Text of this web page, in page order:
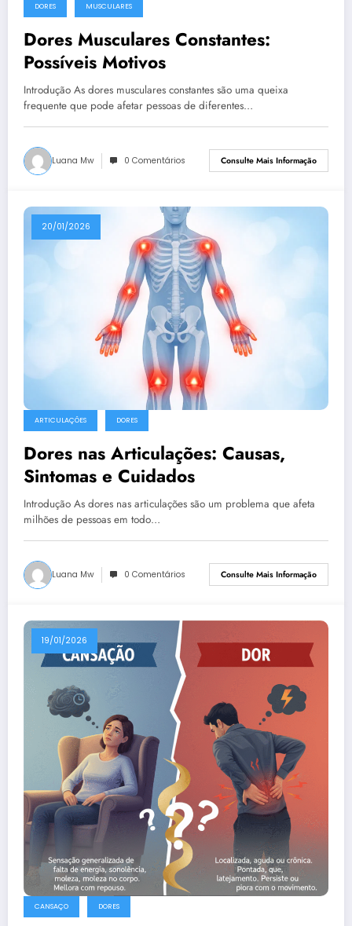
DORES MUSCULARES
Dores Musculares Constantes:
Possíveis Motivos
Introdução As dores musculares constantes são uma queixa
frequente que pode afetar pessoas de diferentes…
Luana Mw 0 Comentários Consulte Mais Informação
20/01/2026
ARTICULAÇÕES DORES
Dores nas Articulações: Causas,
Sintomas e Cuidados
Introdução As dores nas articulações são um problema que afeta
milhões de pessoas em todo…
Luana Mw 0 Comentários Consulte Mais Informação
19/01/2026
CANSAÇO DORES